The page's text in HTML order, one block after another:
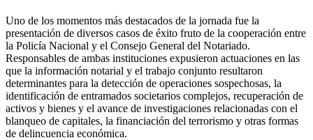
Uno de los momentos más destacados de la jornada fue la
presentación de diversos casos de éxito fruto de la cooperación entre
la Policía Nacional y el Consejo General del Notariado.
Responsables de ambas instituciones expusieron actuaciones en las
que la información notarial y el trabajo conjunto resultaron
determinantes para la detección de operaciones sospechosas, la
identificación de entramados societarios complejos, recuperación de
activos y bienes y el avance de investigaciones relacionadas con el
blanqueo de capitales, la financiación del terrorismo y otras formas
de delincuencia económica.